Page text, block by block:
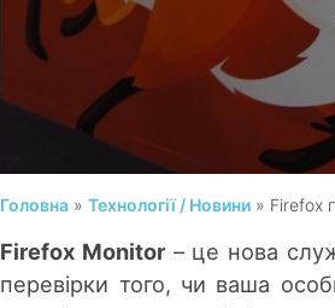
Головна »Технології / Новини » Firefox
Firefox Monitor – це нова
перевірки того, чи ваша